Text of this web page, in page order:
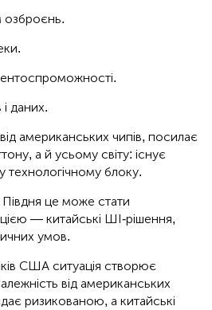
даних.
американських чипів, посилає
а й усьому світу: існує
технологічному блоку.
це може стати
— китайські ШІ-рішення,
умов.
США ситуація створює
від американських
ризикованою, а китайські